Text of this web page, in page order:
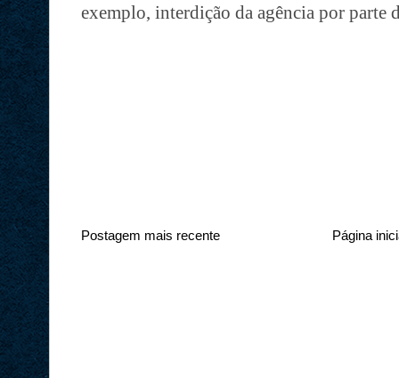
exemplo, interdição da agência por parte
Postagem mais recente Página